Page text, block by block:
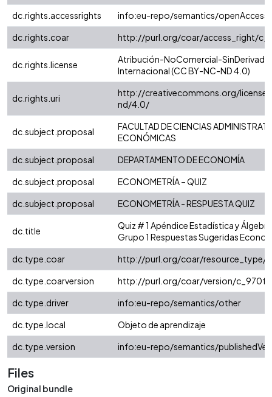
dc.rights.accessrights
info:eu-repo/semantics/openAccess
dc.rights.coar
http://purl.org/coar/access_right/
dc.rights.license
Atribución-NoComercial-
Internacional (CC BY-NC-ND 4.0)
dc.rights.uri
http://creativecommons.org/
nd/4.0/
dc.subject.proposal
FACULTAD DE CIENCIAS
ECONÓMICAS
dc.subject.proposal
DEPARTAMENTO DE ECONOMÍA
dc.subject.proposal
ECONOMETRÍA – QUIZ
dc.subject.proposal
ECONOMETRÍA - RESPUESTA QUIZ
dc.title
Quiz # 1 Apéndice Estadística y
Grupo 1 Respuestas Sugeridas
dc.type.coar
http://purl.org/coar/resource_type/
dc.type.coarversion
http://purl.org/coar/version/
dc.type.driver
info:eu-repo/semantics/other
dc.type.local
Objeto de aprendizaje
dc.type.version
info:eu-repo/semantics/
Files
Original bundle